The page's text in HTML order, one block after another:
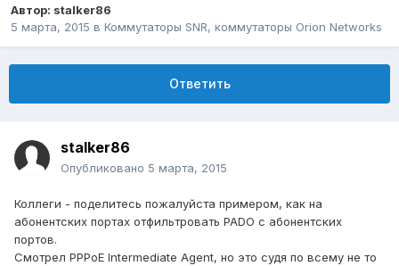
Автор: stalker86
5 марта, 2015 в Коммутаторы SNR, коммутаторы Orion Networks
Ответить
stalker86
Опубликовано 5 марта, 2015
Коллеги - поделитесь пожалуйста примером, как на
абонентских портах отфильтровать PADO с абонентских
портов.
Смотрел PPPoE Intermediate Agent, но это судя по всему не то